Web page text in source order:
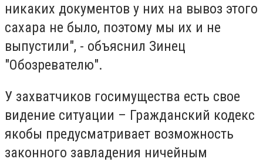
никаких документов у них на вывоз этого
сахара не было, поэтому мы их и не
выпустили", - объяснил Зинец
"Обозревателю".
У захватчиков госимущества есть свое
видение ситуации – Гражданский кодекс
якобы предусматривает возможность
законного завладения ничейным